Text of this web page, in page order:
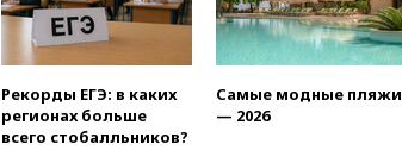
Рекорды ЕГЭ: в каких
регионах больше
всего стобалльников?
Самые модные пляжи
— 2026